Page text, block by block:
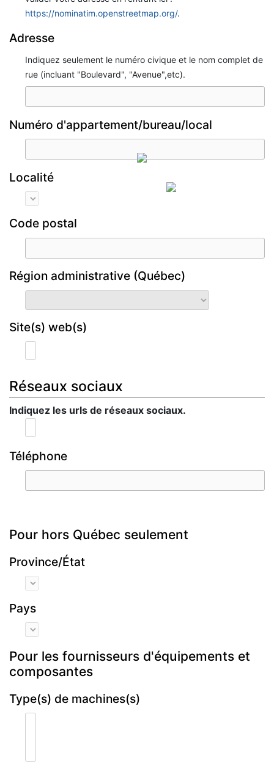
https://nominatim.openstreetmap.org/.
Adresse
Indiquez seulement le numéro civique et le nom complet de
rue (incluant "Boulevard", "Avenue",etc).
Numéro d'appartement/bureau/local
Localité
Code postal
Région administrative (Québec)
Site(s) web(s)
Réseaux sociaux
Indiquez les urls de réseaux sociaux.
Téléphone
Pour hors Québec seulement
Province/État
Pays
Pour les fournisseurs d'équipements et
composantes
Type(s) de machines(s)